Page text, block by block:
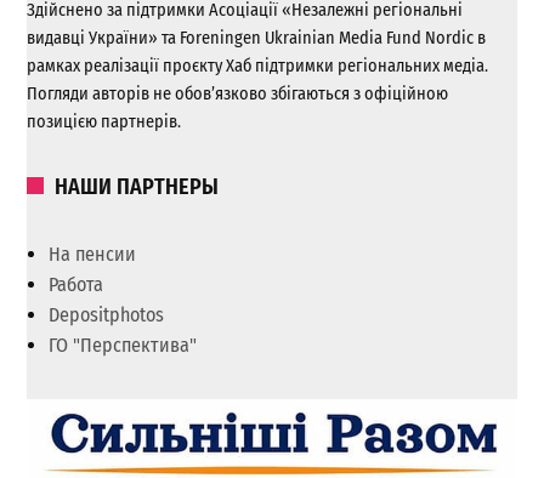
Здійснено за підтримки Асоціації «Незалежні регіональні
видавці України» та Foreningen Ukrainian Media Fund Nordic в
рамках реалізації проєкту Хаб підтримки регіональних медіа.
Погляди авторів не обов’язково збігаються з офіційною
позицією партнерів.
НАШИ ПАРТНЕРЫ
На пенсии
Работа
Depositphotos
ГО "Перспектива"